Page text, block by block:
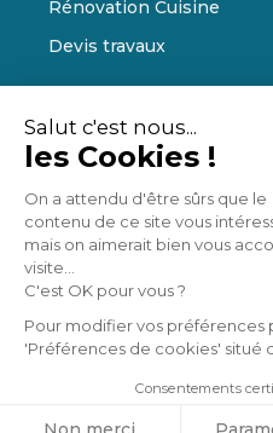
Salut c'est nous...
les Cookies !
On a attendu d'être sûrs que le
contenu de ce site vous
mais on aimerait bien vous
visite...
C'est OK pour vous ?
Pour modifier vos préférences
'Préférences de cookies' situé
Consentements
Rénovation Cuisine
Devis travaux